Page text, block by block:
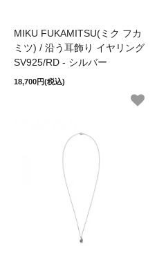
MIKU FUKAMITSU(ミク フカ
ミツ) / 沿う耳飾り イヤリング
SV925/RD - シルバー
18,700円(税込)